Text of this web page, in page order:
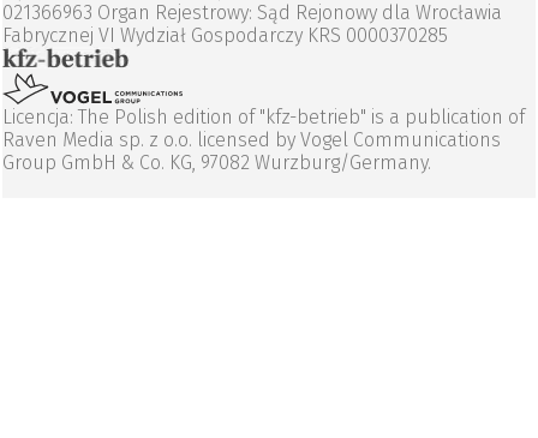
021366963 Organ Rejestrowy: Sąd Rejonowy dla Wrocławia
Fabrycznej VI Wydział Gospodarczy KRS 0000370285
Licencja: The Polish edition of "kfz-betrieb" is a publication of
Raven Media sp. z o.o. licensed by Vogel Communications
Group GmbH & Co. KG, 97082 Wurzburg/Germany.